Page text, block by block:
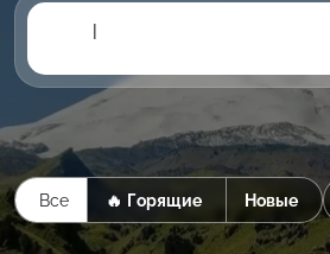
|
Все 🔥 Горящие Новые